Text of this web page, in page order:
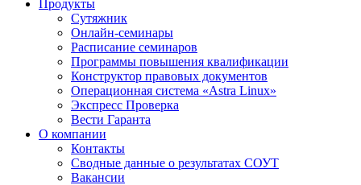
Продукты
Сутяжник
Онлайн-семинары
Расписание семинаров
Программы повышения квалификации
Конструктор правовых документов
Операционная система «Astra Linux»
Экспресс Проверка
Вести Гаранта
О компании
Контакты
Сводные данные о результатах СОУТ
Вакансии